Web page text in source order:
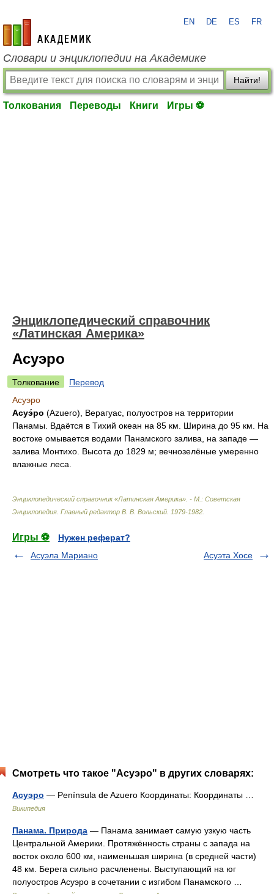
academic.ru
EN DE ES FR
Словари и энциклопедии на Академике
Найти!
Толкования Переводы Книги Игры ⚽
Энциклопедический справочник
«Латинская Америка»
Асуэро
Толкование
Перевод
Асуэро
Асуэ́ро (Azuero), Верагуас, полуостров на территории
Панамы. Вдаётся в Тихий океан на 85 км. Ширина до 95 км. На
востоке омывается водами Панамского залива, на западе —
залива Монтихо. Высота до 1829 м; вечнозелёные умеренно
влажные леса.
Энциклопедический справочник «Латинская Америка». - М.: Советская
Энциклопедия Главный редактор В. В. Вольский 1979-1982
Игры ⚽
Нужен реферат?
Асуэла Мариано
Асуэта Xoce
Смотреть что такое "Асуэро" в других словарях:
Асуэро — Península de Azuero Координаты: Координаты …
Википедия
Панама. Природа — Панама занимает самую узкую часть
Центральной Америки. Протяжённость страны с запада на
восток около 600 км, наименьшая ширина (в средней части)
48 км. Берега сильно расчленены. Выступающий на юг
полуостров Асуэро в сочетании с изгибом Панамского …